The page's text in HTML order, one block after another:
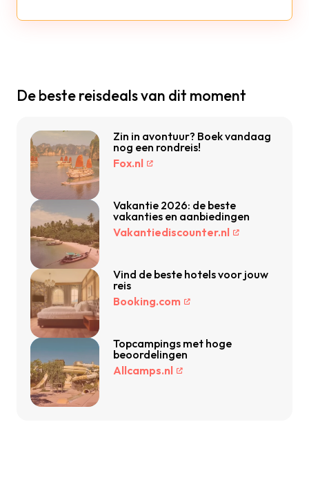
De beste reisdeals van dit moment
Zin in avontuur? Boek vandaag
nog een rondreis!
Fox.nl
Vakantie 2026: de beste
vakanties en aanbiedingen
Vakantiediscounter.nl
Vind de beste hotels voor jouw
reis
Booking.com
Topcampings met hoge
beoordelingen
Allcamps.nl